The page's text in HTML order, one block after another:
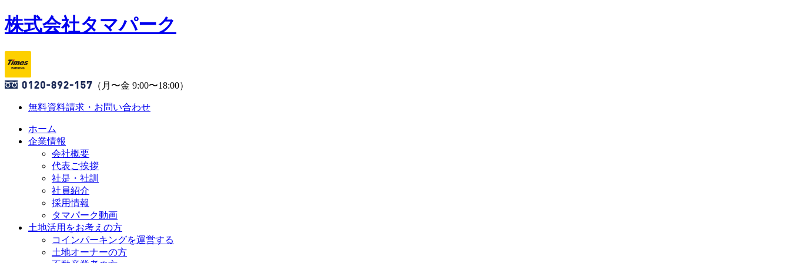
株式会社タマパーク
（月〜金 9:00〜18:00）
無料資料請求・お問い合わせ
ホーム
企業情報
会社概要
代表ご挨拶
社是・社訓
社員紹介
採用情報
タマパーク動画
土地活用をお考えの方
コインパーキングを運営する
土地オーナーの方